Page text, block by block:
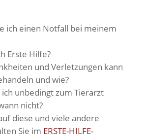
ich einen Notfall bei meinem
Erste Hilfe?
und Verletzungen kann
und wie?
unbedingt zum Tierarzt
nicht?
diese und viele andere
Sie im ERSTE-HILFE-